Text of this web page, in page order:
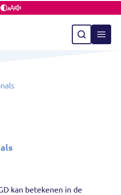
kan betekenen in de